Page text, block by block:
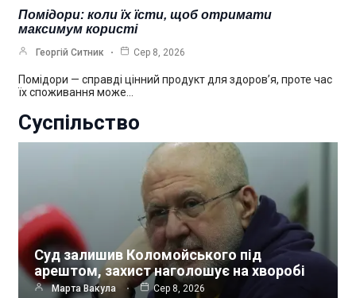
Помідори: коли їх їсти, щоб отримати
максимум користі
Георгій Ситник Сер 8, 2026
Помідори — справді цінний продукт для здоров’я, проте час
їх споживання може…
Суспільство
Суд залишив Коломойського під
арештом, захист наголошує на хворобі
Марта Вакула Сер 8, 2026